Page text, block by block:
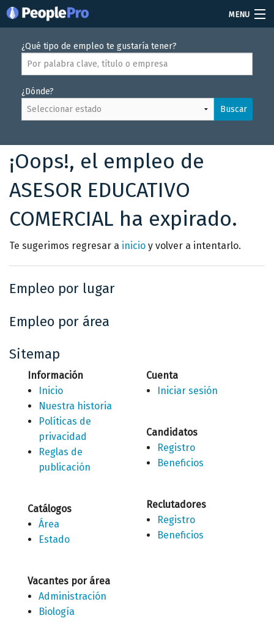
MENU
Soy reclutador
Precios
Vacantes
Iniciar sesión
Crear cuenta
¿Qué tipo de empleo te gustaría tener?
¿Dónde?
Buscar
¡Oops!, el empleo de
ASESOR EDUCATIVO
COMERCIAL ha expirado.
Te sugerimos regresar a inicio y volver a intentarlo.
Empleo por lugar
Empleo por área
Sitemap
Información
Inicio
Nuestra historia
Políticas de
privacidad
Reglas de
publicación
Catálogos
Área
Estado
Cuenta
Iniciar sesión
Candidatos
Registro
Beneficios
Reclutadores
Registro
Beneficios
Vacantes por área
Administración
Biología